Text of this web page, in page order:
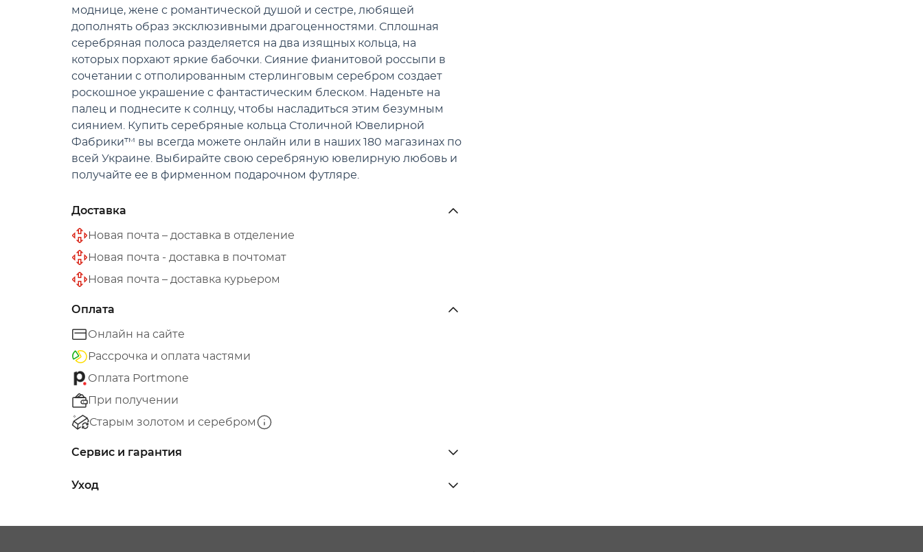
моднице, жене с романтической душой и сестре, любящей
дополнять образ эксклюзивными драгоценностями. Сплошная
серебряная полоса разделяется на два изящных кольца, на
которых порхают яркие бабочки. Сияние фианитовой россыпи в
сочетании с отполированным стерлинговым серебром создает
роскошное украшение с фантастическим блеском. Наденьте на
палец и поднесите к солнцу, чтобы насладиться этим безумным
сиянием. Купить серебряные кольца Столичной Ювелирной
Фабрики™ вы всегда можете онлайн или в наших 180 магазинах по
всей Украине. Выбирайте свою серебряную ювелирную любовь и
получайте ее в фирменном подарочном футляре.
Доставка
Новая почта – доставка в отделение
Новая почта - доставка в почтомат
Новая почта – доставка курьером
Оплата
Онлайн на сайте
Рассрочка и оплата частями
Оплата Portmone
При получении
Старым золотом и серебром
Сервис и гарантия
Уход